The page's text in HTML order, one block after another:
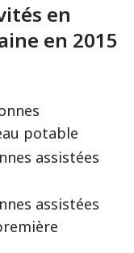
en
en 2015
potable
assistées
assistées